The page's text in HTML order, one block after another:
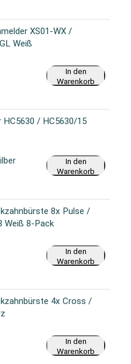
XS01-WX /
Weiß
In den
Warenkorb
HC5630 / HC5630/15
In den
Warenkorb
8x Pulse /
Weiß 8-Pack
In den
Warenkorb
4x Cross /
In den
Warenkorb